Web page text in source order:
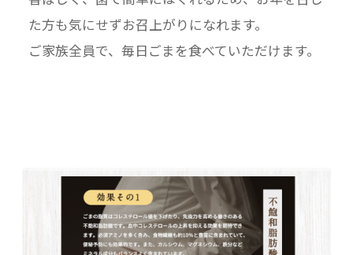
た方も気にせずお召上がりになれます。
ご家族全員で、毎日ごまを食べていただけます。